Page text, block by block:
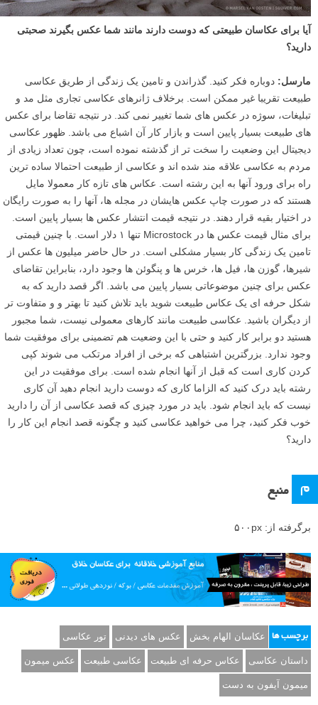
آیا برای عکاسان طبیعتی که دوست دارند مانند شما عکس بگیرند صحبتی
دارید؟
مارسل: دوباره فکر کنید. گذراندن و تامین یک زندگی از طریق عکاسی
طبیعت تقریبا غیر ممکن است. برخلاف ژانرهای عکاسی تجاری مثل مد و
تبلیغات، سوژه در عکس های شما تغییر نمی کند. در نتیجه تقاضا برای عکس
های طبیعت بسیار پایین است و بازار کار آن اشباع می باشد. ظهور عکاسی
دیجیتال این وضعیت را سخت تر از گذشته نموده است، چون تعداد زیادی از
مردم به عکاسی علاقه مند شده اند و عکاسی از طبیعت احتمالا ساده ترین
راه برای ورود آنها به این رشته است. عکاس های تازه کار معمولا مایل
هستند که در صورت چاپ عکس هایشان در مجله ها، آنها را به صورت رایگان
در اختیار بقیه قرار دهند. در نتیجه قیمت انتشار عکس ها بسیار پایین است.
برای مثال قیمت عکس ها در Microstock تنها ۱ دلار است. با چنین قیمتی
تامین یک زندگی کار بسیار مشکلی است. در حال حاضر میلیون ها عکس از
شیرها، گوزن ها، فیل ها، خرس ها و پنگوئن ها وجود دارد، بنابراین تقاضای
عکس برای چنین موضوعاتی بسیار پایین می باشد. اگر قصد دارید که به
شکل حرفه ای یک عکاس طبیعت شوید باید تلاش کنید تا بهتر و و متفاوت تر
از دیگران باشید. عکاسی طبیعت مانند کارهای معمولی نیست، شما مجبور
هستید دو برابر کار کنید و حتی با این وضعیت هم تضمینی برای موفقیت شما
وجود ندارد. بزرگترین اشتباهی که برخی از افراد مرتکب می شوند کپی
کردن کاری است که قبل از آنها انجام شده است. برای موفقیت در این
رشته باید درک کنید که الزاما کاری که دوست دارید انجام دهید آن کاری
نیست که باید انجام شود. باید در مورد چیزی که قصد عکاسی از آن را دارید
خوب فکر کنید، چرا می خواهید عکاسی کنید و چگونه قصد انجام این کار را
دارید؟
م منبع
برگرفته از: ۵۰۰px
برچسب ها عکاسان الهام بخش عکس های دیدنی تور عکاسی
داستان عکاسی عکاس حرفه ای طبیعت عکاسی طبیعت عکس میمون
میمون آیفون به دست